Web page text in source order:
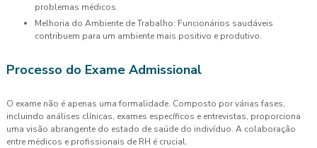
problemas médicos.
Melhoria do Ambiente de Trabalho: Funcionários saudáveis
contribuem para um ambiente mais positivo e produtivo.
Processo do Exame Admissional
O exame não é apenas uma formalidade. Composto por várias fases,
incluindo análises clínicas, exames específicos e entrevistas, proporciona
uma visão abrangente do estado de saúde do indivíduo. A colaboração
entre médicos e profissionais de RH é crucial.